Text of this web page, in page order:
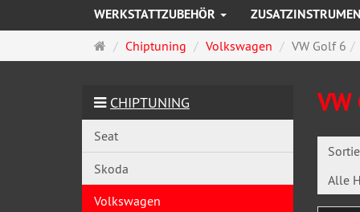
WERKSTATTZUBEHÖR
Startseite
Chiptuning Volkswagen VW Golf 6
Alle
CHIPTUNING
Seat
Skoda
Volkswagen